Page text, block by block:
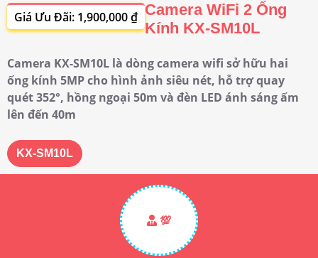
Giá Ưu Đãi: 1,900,000 ₫ Camera WiFi 2 Ống
Kính KX-SM10L
Camera KX-SM10L là dòng camera wifi sở hữu hai
ống kính 5MP cho hình ảnh siêu nét, hỗ trợ quay
quét 352°, hồng ngoại 50m và đèn LED ánh sáng ấm
lên đến 40m
KX-SM10L
💯